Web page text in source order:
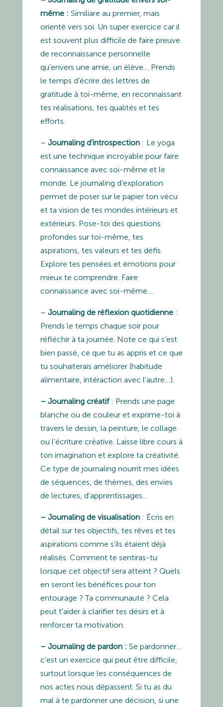
même : Similiare au premier, mais
orienté vers soi. Un super exercice car il
est souvent plus difficile de faire preuve
de reconnaissance personnelle
qu’envers une amie, un élève… Prends
le temps d’écrire des lettres de
gratitude à toi-même, en reconnaissant
tes réalisations, tes qualités et tes
efforts.
– Journaling d’introspection: Le yoga
est une technique incroyable pour faire
connaissance avec soi-même et le
monde. Le journaling d’exploration
permet de poser sur le papier ton vécu
et ta vision de tes mondes intérieurs et
extérieurs. Pose-toi des questions
profondes sur toi-même, tes
aspirations, tes valeurs et tes défis.
Explore tes pensées et émotions pour
mieux te comprendre. Faire
connaissance avec soi-même…
– Journaling de réflexion quotidienne:
Prends le temps chaque soir pour
réfléchir à ta journée. Note ce qui s’est
bien passé, ce que tu as appris et ce que
tu souhaiterais améliorer (habitude
alimentaire, intéraction avec l’autre…).
– Journaling créatif: Prends une page
blanche ou de couleur et exprime-toi à
travers le dessin, la peinture, le collage
ou l’écriture créative. Laisse libre cours à
ton imagination et explore ta créativité.
Ce type de journaling nourrit mes idées
de séquences, de thèmes, des envies
de lectures, d’apprentissages…
– Journaling de visualisation: Écris en
détail sur tes objectifs, tes rêves et tes
aspirations comme s’ils étaient déjà
réalisés. Comment te sentiras-tu
lorsque cet objectif sera atteint ? Quels
en seront les bénéfices pour ton
entourage ? Ta communauté ? Cela
peut t’aider à clarifier tes désirs et à
renforcer ta motivation.
– Journaling de pardon : Se pardonner…
c’est un exercice qui peut être difficile,
surtout lorsque les conséquences de
nos actes nous dépassent. Si tu as du
mal à te pardonner une décision, si une